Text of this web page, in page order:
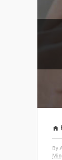

By